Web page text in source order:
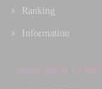
Ranking
Information
About ROCK LYRIC